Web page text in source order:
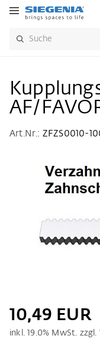
AF/
Art.Nr.: ZFZS0010-
10,49 EUR
inkl.19.0% MwSt. zzgl.